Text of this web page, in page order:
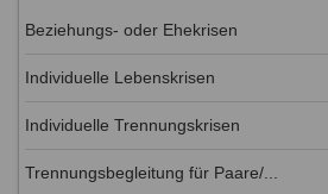
Beziehungs- oder Ehekrisen
Individuelle Lebenskrisen
Individuelle Trennungskrisen
Trennungsbegleitung für Paare/...